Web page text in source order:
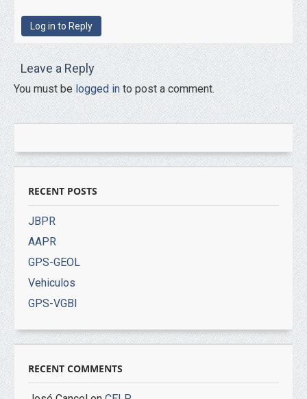
Log in to Reply
Leave a Reply
You must belogged into post a comment.
RECENT POSTS
JBPR
AAPR
GPS-GEOL
Vehiculos
GPS-VGBI
RECENT COMMENTS